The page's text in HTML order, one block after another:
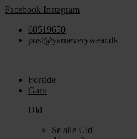
Videre
indhold
Facebook Instagram
60519650
post@yarneverywear.dk
Forside
Garn
Uld
Se alle Uld